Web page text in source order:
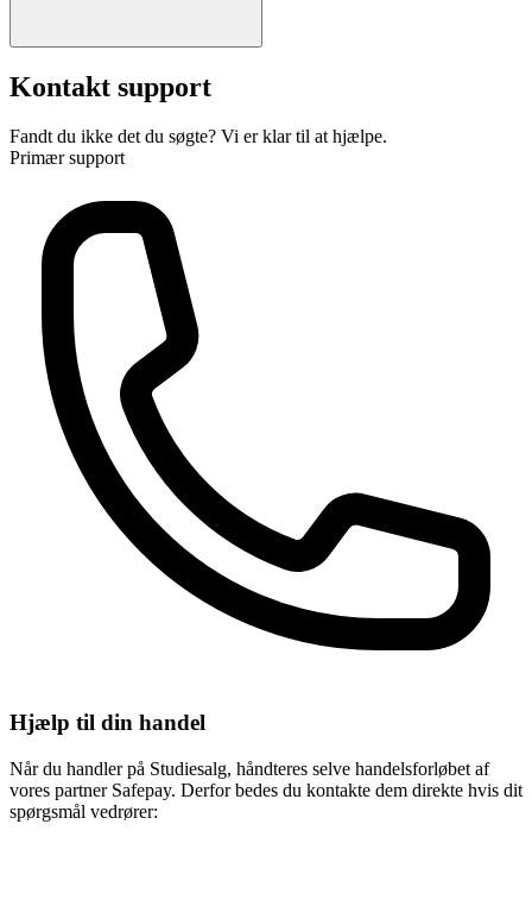
Kontakt support
Fandt du ikke det du søgte? Vi er klar til at hjælpe.
Primær support
Hjælp til din handel
Når du handler på Studiesalg, håndteres selve handelsforløbet af
vores partner Safepay. Derfor bedes du kontakte dem direkte hvis dit
spørgsmål vedrører: